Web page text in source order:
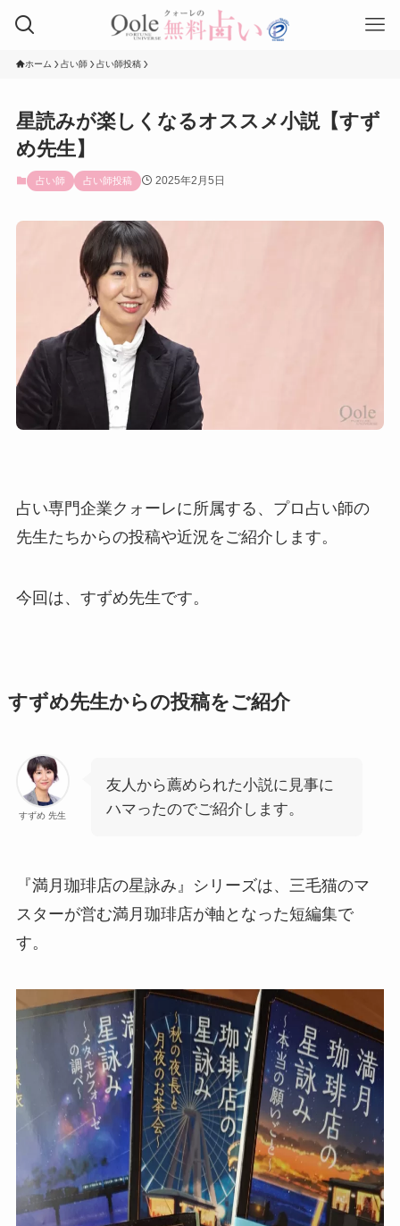
ホーム 占い師 占い師投稿
星読みが楽しくなるオススメ小説【すず
め先生】
占い師 占い師投稿 2025年2月5日
占い専門企業クォーレに所属する、プロ占い師の
先生たちからの投稿や近況をご紹介します。
今回は、すずめ先生です。
すずめ先生からの投稿をご紹介
すずめ 先生
友人から薦められた小説に見事に
ハマったのでご紹介します。
『満月珈琲店の星詠み』シリーズは、三毛猫のマ
スターが営む満月珈琲店が軸となった短編集で
す。